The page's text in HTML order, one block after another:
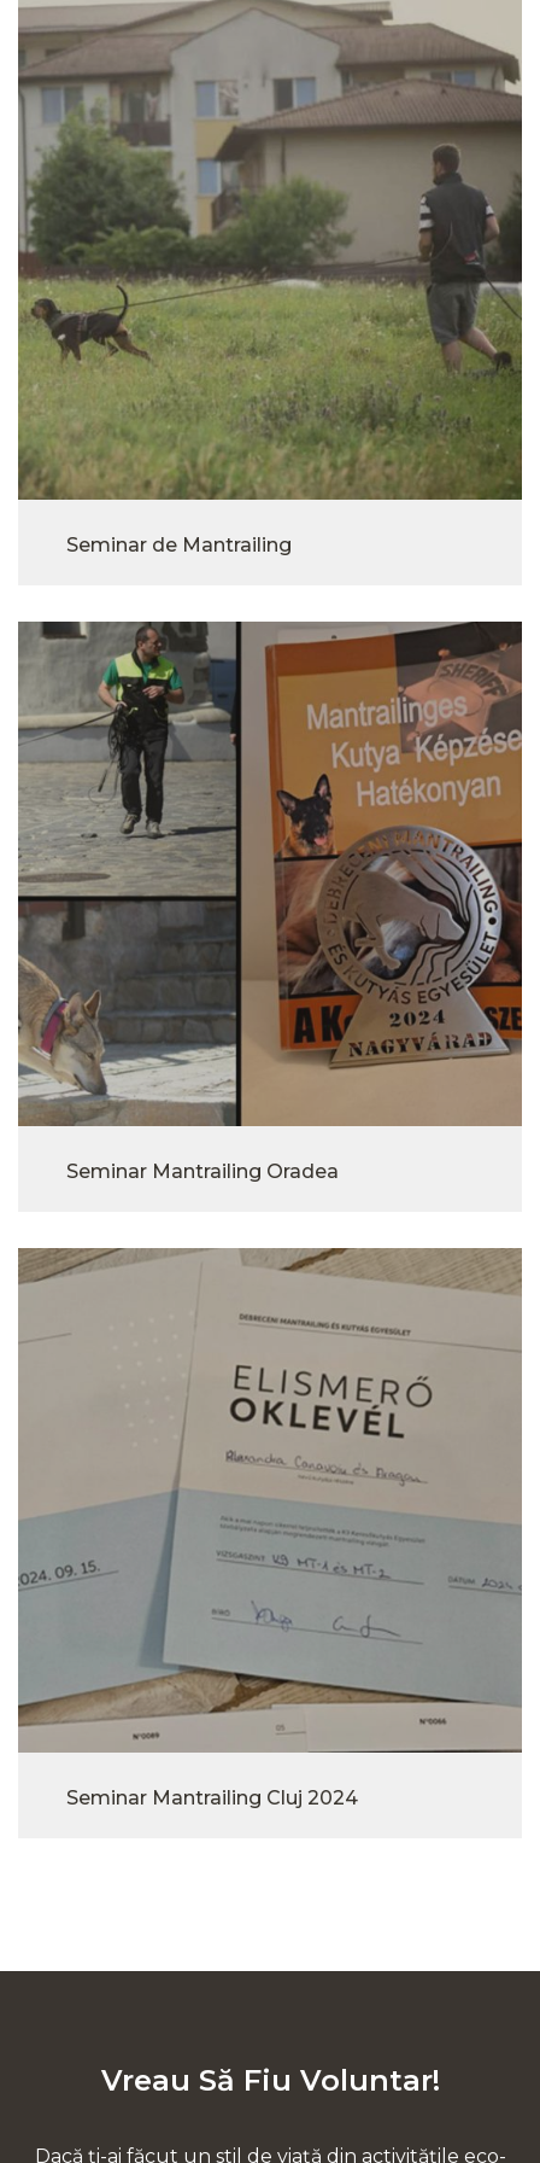
Seminar de Mantrailing
Seminar Mantrailing Oradea
Seminar Mantrailing Cluj 2024
Vreau Să Fiu Voluntar!
Dacă ți-ai făcut un stil de viață din activitățile eco-